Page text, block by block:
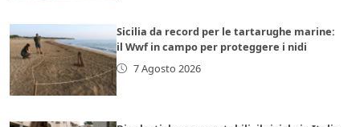
Sicilia da record per le tartarughe marine:
il Wwf in campo per proteggere i nidi
7 Agosto 2026